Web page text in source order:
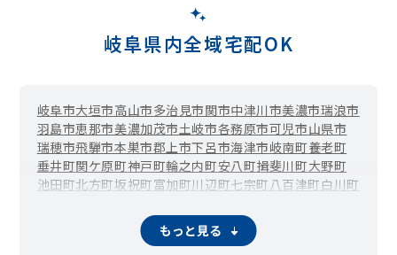
岐阜県内全域宅配OK
岐阜市大垣市高山市多治見市関市中津川市美濃市瑞浪市
羽島市恵那市美濃加茂市土岐市各務原市可児市山県市
瑞穂市飛騨市本巣市郡上市下呂市海津市岐南町養老町
垂井町関ケ原町神戸町輪之内町安八町揖斐川町大野町
池田町北方町坂祝町富加町川辺町七宗町 八百津町 白川町
もっと見る